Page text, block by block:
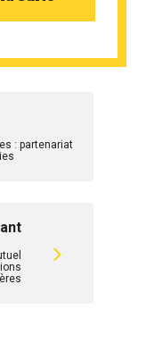
: partenariat